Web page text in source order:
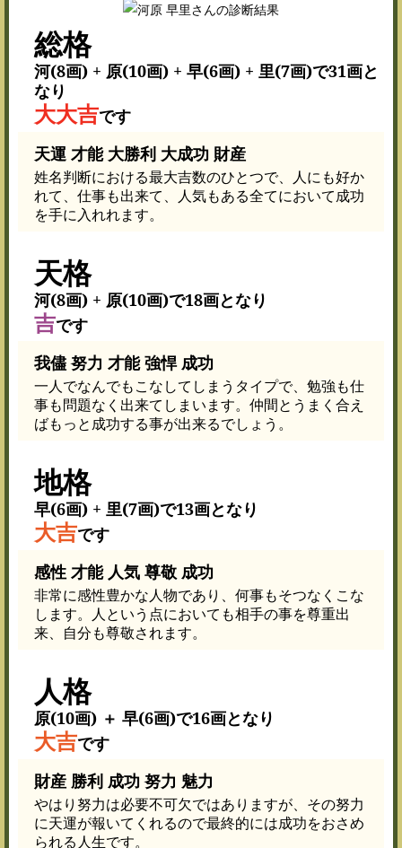
総格
河(8画) + 原(10画) + 早(6画) + 里(7画)で31画と
なり
大大吉です
天運 才能 大勝利 大成功 財産
姓名判断における最大吉数のひとつで、人にも好か
れて、仕事も出来て、人気もある全てにおいて成功
を手に入れれます。
天格
河(8画) + 原(10画)で18画となり
吉です
我儘 努力 才能 強悍 成功
一人でなんでもこなしてしまうタイプで、勉強も仕
事も問題なく出来てしまいます。仲間とうまく合え
ばもっと成功する事が出来るでしょう。
地格
早(6画) + 里(7画)で13画となり
大吉です
感性 才能 人気 尊敬 成功
非常に感性豊かな人物であり、何事もそつなくこな
します。人という点においても相手の事を尊重出
来、自分も尊敬されます。
人格
原(10画) ＋ 早(6画)で16画となり
大吉です
財産 勝利 成功 努力 魅力
やはり努力は必要不可欠ではありますが、その努力
に天運が報いてくれるので最終的には成功をおさめ
られる人生です。